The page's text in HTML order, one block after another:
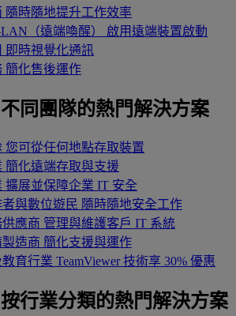
隨時隨地提升工作效率
（遠端喚醒）
啟用遠端裝置啟動
即時視覺化通訊
簡化售後運作
不同團隊的熱門解決方案
您可從任何地點存取裝置
簡化遠端存取與支援
擴展並保障企業 IT 安全
與數位遊民 隨時隨地安全工作
應商 管理與維護客戶 IT 系統
造商 簡化支援與運作
育行業 TeamViewer 技術享 30% 優惠
按行業分類的熱門解決方案